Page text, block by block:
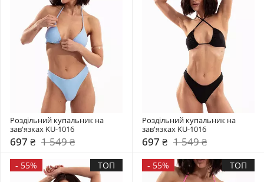
Роздільний купальник на
зав'язках KU-1016
697 ₴ 1 549 ₴
Роздільний купальник на
зав'язках KU-1016
697 ₴ 1 549 ₴
- 55% ТОП - 55% ТОП